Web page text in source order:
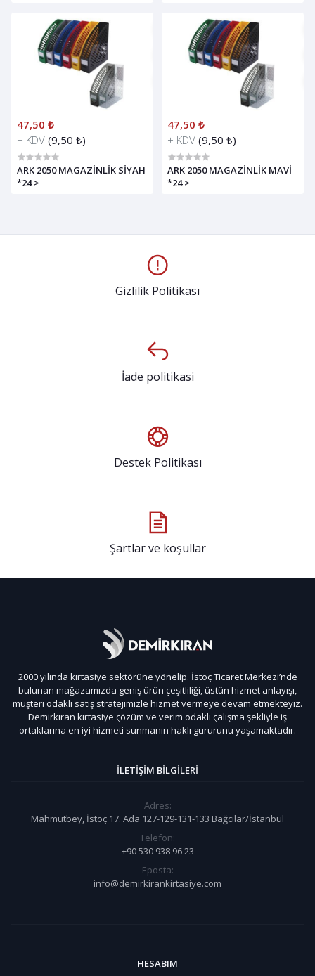
47,50 ₺
+ KDV (9,50 ₺)
ARK 2050 MAGAZİNLİK SİYAH
*24 >
47,50 ₺
+ KDV (9,50 ₺)
ARK 2050 MAGAZİNLİK MAVİ
*24 >
Gizlilik Politikası
İade politikasi
Destek Politikası
Şartlar ve koşullar
2000 yılında kırtasiye sektörüne yönelip. İstoç Ticaret Merkezi’nde
bulunan mağazamızda geniş ürün çeşitliliği, üstün hizmet anlayışı,
müşteri odaklı satış stratejimizle hizmet vermeye devam etmekteyiz.
Demirkıran kırtasiye çözüm ve verim odaklı çalışma şekliyle iş
ortaklarına en iyi hizmeti sunmanın haklı gururunu yaşamaktadır.
İLETIŞIM BILGILERI
Adres:
Mahmutbey, İstoç 17. Ada 127-129-131-133 Bağcılar/İstanbul
Telefon:
+90 530 938 96 23
Eposta:
info@demirkirankirtasiye.com
HESABIM